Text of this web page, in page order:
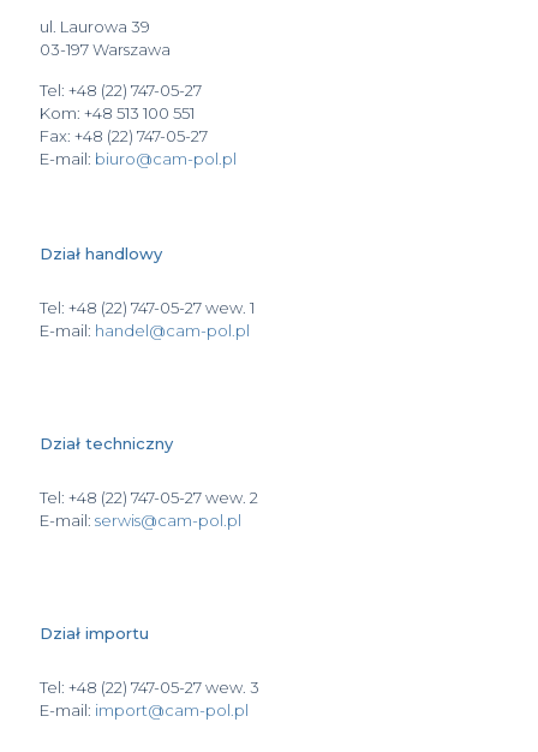
ul. Laurowa 39
03-197 Warszawa
Tel: +48 (22) 747-05-27
Kom: +48 513 100 551
Fax: +48 (22) 747-05-27
E-mail: biuro@cam-pol.pl
Dział handlowy
Tel: +48 (22) 747-05-27 wew. 1
E-mail: handel@cam-pol.pl
Dział techniczny
Tel: +48 (22) 747-05-27 wew. 2
E-mail: serwis@cam-pol.pl
Dział importu
Tel: +48 (22) 747-05-27 wew. 3
E-mail: import@cam-pol.pl